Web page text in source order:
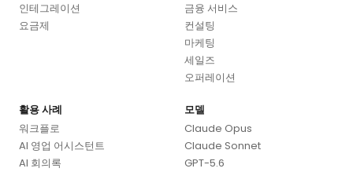
인테그레이션
요금제
금융 서비스
컨설팅
마케팅
세일즈
오퍼레이션
활용 사례
워크플로
AI 영업 어시스턴트
AI 회의록
모델
Claude Opus
Claude Sonnet
GPT-5.6